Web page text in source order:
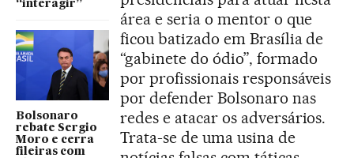
“interagir”
Bolsonaro
rebate Sergio
Moro e cerra
fileiras com
área e seria o mentor o que
ficou batizado em Brasília de
“gabinete do ódio”, formado
por profissionais responsáveis
por defender Bolsonaro nas
redes e atacar os adversários.
Trata-se de uma usina de